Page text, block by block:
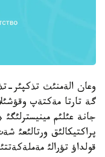
گة تارتا مةكتةپ
جانة عئلئم
پراكتيكالئق ورتالئعئ
قولداؤ تؤرالئ